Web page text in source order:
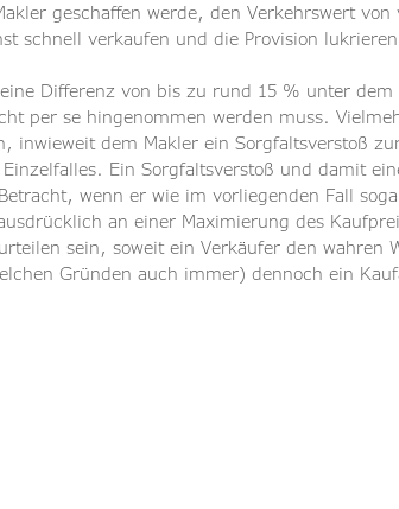
geschaffen werde, den Verkehrswert von
schnell verkaufen und die Provision
Differenz von bis zu rund 15 % unter dem
per se hingenommen werden muss.
inwieweit dem Makler ein Sorgfaltsverstoß
Ein Sorgfaltsverstoß und damit
wenn er wie im vorliegenden Fall
an einer Maximierung des
sein, soweit ein Verkäufer den wahren
Gründen auch immer) dennoch ein